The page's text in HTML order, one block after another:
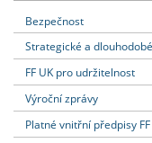
Bezpečnost
Strategické a
FF UK pro udržitelnost
Výroční zprávy
Platné vnitřní předpisy FF